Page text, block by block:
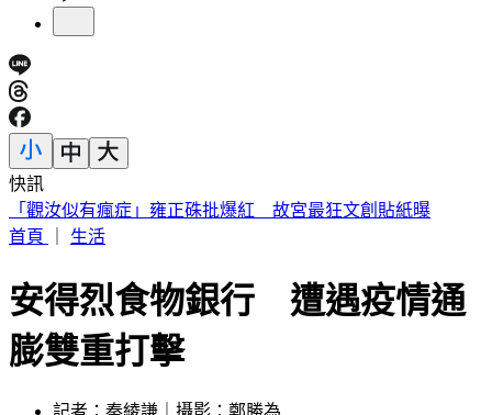
快訊
快訊／熊本今晚又震！規模4.5「極淺層地震」 深度僅10公
里
安得烈食物銀行 遭遇疫情通
膨雙重打擊